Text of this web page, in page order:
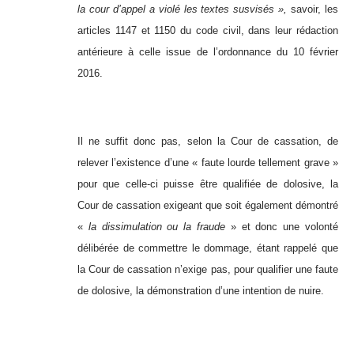
la cour d’appel a violé les textes susvisés »,savoir, les
articles 1147 et 1150 du code civil, dans leur rédaction
antérieure à celle issue de l’ordonnance du 10 février
2016.
Il ne suffit donc pas, selon la Cour de cassation, de
relever l’existence d’une « faute lourde tellement grave »
pour que celle-ci puisse être qualifiée de dolosive, la
Cour de cassation exigeant que soit également démontré
« la dissimulation ou la fraude » et donc une volonté
délibérée de commettre le dommage, étant rappelé que
la Cour de cassation n’exige pas, pour qualifier une faute
de dolosive, la démonstration d’une intention de nuire.